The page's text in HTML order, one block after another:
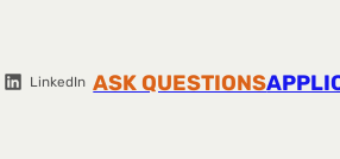
LinkedIn ASK QUESTIONS